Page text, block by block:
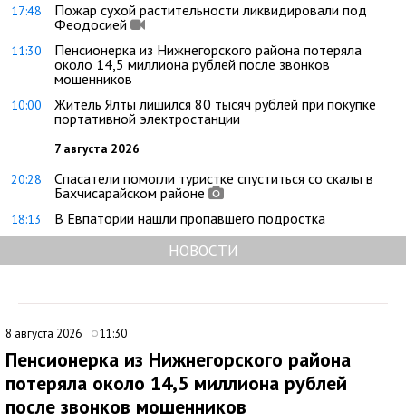
17:48
Пожар сухой растительности ликвидировали под
Феодосией
11:30
Пенсионерка из Нижнегорского района потеряла
около 14,5 миллиона рублей после звонков
мошенников
10:00
Житель Ялты лишился 80 тысяч рублей при покупке
портативной электростанции
7 августа 2026
20:28
Спасатели помогли туристке спуститься со скалы в
Бахчисарайском районе
18:13 В Евпатории нашли пропавшего подростка
НОВОСТИ
8 августа 2026 11:30
Пенсионерка из Нижнегорского района
потеряла около 14,5 миллиона рублей
после звонков мошенников